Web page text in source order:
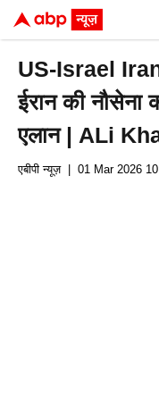
US-Israel
ईरान की नौसेना
एलान | ALi
एबीपी न्यूज़| 01 Mar 2026